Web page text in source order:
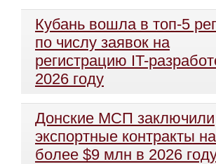
Кубань вошла в топ-5
по числу заявок на
регистрацию IT-
2026 году
Донские МСП заключили
экспортные контракты
более $9 млн в 2026